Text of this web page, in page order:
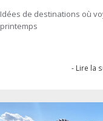
Idées de destinations où
printemps
- Lire la